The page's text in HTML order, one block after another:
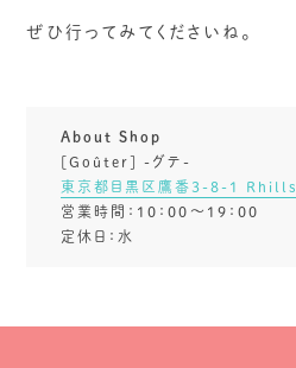
ぜひ行ってみてくださいね。
About Shop
[Goûter] -グテ-
東京都目黒区鷹番3-8-1 Rhills
営業時間：10：00～19：00
定休日：水